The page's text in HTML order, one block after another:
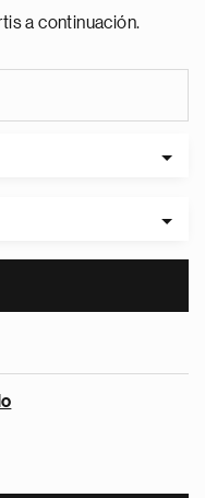
a continuación.